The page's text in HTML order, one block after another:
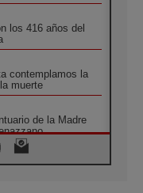
los 416 años del
contemplamos la
muerte
de la Madre
de Calapán